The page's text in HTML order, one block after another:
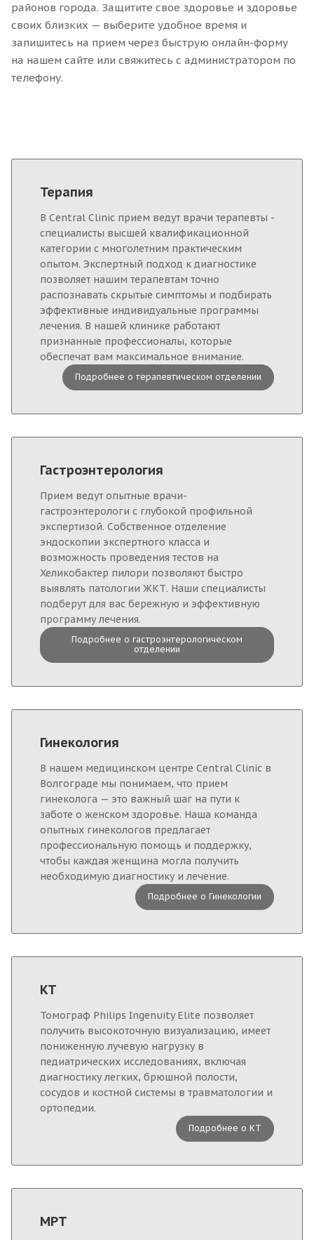
районов города. Защитите свое здоровье и здоровье
своих близких — выберите удобное время и
запишитесь на прием через быструю онлайн-форму
на нашем сайте или свяжитесь с администратором по
телефону.
Терапия
В Central Clinic прием ведут врачи терапевты -
специалисты высшей квалификационной
категории с многолетним практическим
опытом. Экспертный подход к диагностике
позволяет нашим терапевтам точно
распознавать скрытые симптомы и подбирать
эффективные индивидуальные программы
лечения. В нашей клинике работают
признанные профессионалы, которые
обеспечат вам максимальное внимание.
Подробнее о терапевтическом отделении
Гастроэнтерология
Прием ведут опытные врачи-
гастроэнтерологи с глубокой профильной
экспертизой. Собственное отделение
эндоскопии экспертного класса и
возможность проведения тестов на
Хеликобактер пилори позволяют быстро
выявлять патологии ЖКТ. Наши специалисты
подберут для вас бережную и эффективную
программу лечения.
Подробнее о гастроэнтерологическом
отделении
Гинекология
В нашем медицинском центре Central Clinic в
Волгограде мы понимаем, что прием
гинеколога — это важный шаг на пути к
заботе о женском здоровье. Наша команда
опытных гинекологов предлагает
профессиональную помощь и поддержку,
чтобы каждая женщина могла получить
необходимую диагностику и лечение.
Подробнее о Гинекологии
КТ
Томограф Philips Ingenuity Elite позволяет
получить высокоточную визуализацию, имеет
пониженную лучевую нагрузку в
педиатрических исследованиях, включая
диагностику легких, брюшной полости,
сосудов и костной системы в травматологии и
ортопедии.
Подробнее о КТ
МРТ